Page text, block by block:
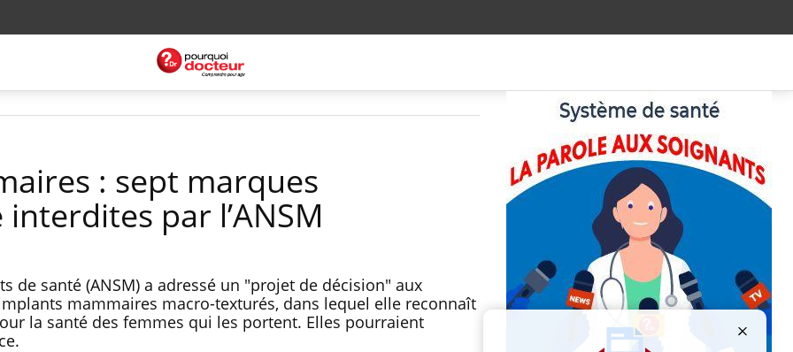
: sept marques
par l’ANSM
de santé (ANSM) a adressé un "projet de décision" aux
mammaires macro-texturés, dans lequel elle reconnaît
la santé des femmes qui les portent. Elles pourraient